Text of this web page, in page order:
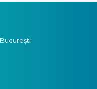
București